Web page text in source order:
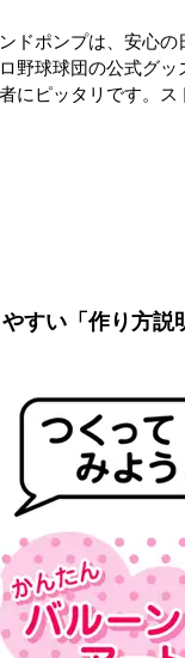
ドポンプは、安心
野球球団の公式グ
にピッタリです。
すい「作り方説